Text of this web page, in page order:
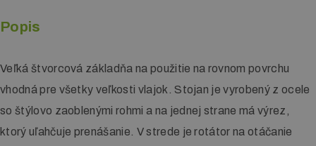
Popis
Veľká štvorcová základňa na použitie na rovnom povrchu
vhodná pre všetky veľkosti vlajok. Stojan je vyrobený z ocele
so štýlovo zaoblenými rohmi a na jednej strane má výrez,
ktorý uľahčuje prenášanie. V strede je rotátor na otáčanie